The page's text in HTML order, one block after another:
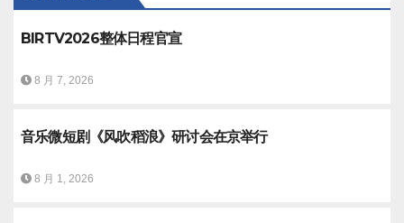
BIRTV2026整体日程官宣
8 月 7, 2026
音乐微短剧《风吹稻浪》研讨会在京举行
8 月 1, 2026